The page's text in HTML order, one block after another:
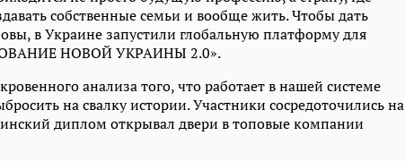
собственные семьи и вообще жить. Чтобы дать
в Украине запустили глобальную платформу для
НОВОЙ УКРАИНЫ 2.0».
анализа того, что работает в нашей системе
на свалку истории. Участники сосредоточились на
диплом открывал двери в топовые компании